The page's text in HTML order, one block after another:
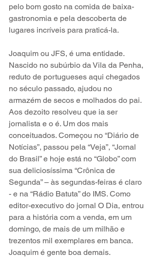
pelo bom gosto na comida de baixa-
gastronomia e pela descoberta de
lugares incríveis para praticá-la.
Joaquim ou JFS, é uma entidade.
Nascido no subúrbio da Vila da Penha,
reduto de portugueses aqui chegados
no século passado, ajudou no
armazém de secos e molhados do pai.
Aos dezoito resolveu que ia ser
jornalista e o é. Um dos mais
conceituados. Começou no “Diário de
Notícias”, passou pela “Veja”, “Jornal
do Brasil” e hoje está no “Globo” com
sua deliciosíssima “Crônica de
Segunda” – às segundas-feiras é claro
- e na “Rádio Batuta” do IMS. Como
editor-executivo do jornal O Dia, entrou
para a história com a venda, em um
domingo, de mais de um milhão e
trezentos mil exemplares em banca.
Joaquim é gente boa demais.